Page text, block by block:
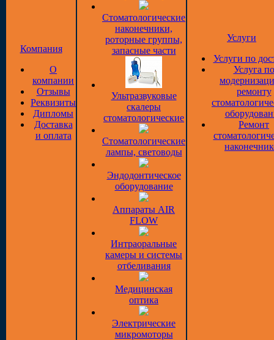
Компания
О
компании
Отзывы
Реквизиты
Дипломы
Доставка
и оплата
Стоматологические
наконечники,
роторные группы,
запасные части
Ультразвуковые
скалеры
стоматологические
Стоматологические
лампы, световоды
Эндодонтическое
оборудование
Аппараты AIR
FLOW
Интраоральные
камеры и системы
отбеливания
Медицинская
оптика
Электрические
микромоторы
Услуги
Услуги по
Услуга по
ремонту
Ремонт